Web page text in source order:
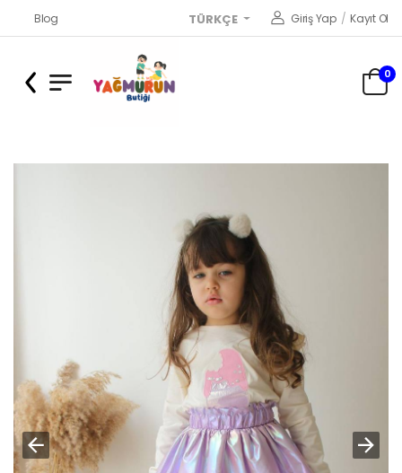
Blog TÜRKÇE Giriş Yap / Kayıt Ol
0